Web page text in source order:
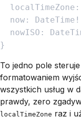
localTimeZone :
now : DateTime !
nowISO :
}
To jedno pole
formatowaniem
wszystkich usług w
prawdy, zero
localTimeZone raz i